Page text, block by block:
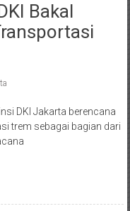
Bakal
DKI Jakarta berencana
trem sebagai bagian dari